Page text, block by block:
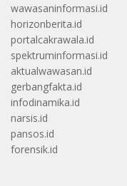
wawasaninformasi.id
horizonberita.id
portalcakrawala.id
spektruminformasi.id
aktualwawasan.id
gerbangfakta.id
infodinamika.id
narsis.id
pansos.id
forensik.id